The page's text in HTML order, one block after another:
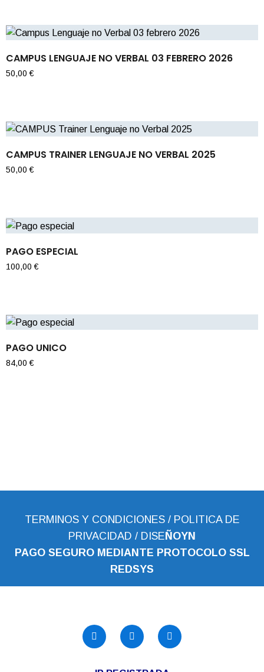
CAMPUS LENGUAJE NO VERBAL 03 FEBRERO 2026
50,00€
CAMPUS TRAINER LENGUAJE NO VERBAL 2025
50,00€
PAGO ESPECIAL
100,00€
PAGO UNICO
84,00€
TERMINOS Y CONDICIONES/ POLITICA DE
PRIVACIDAD / DISEÑOYN
PAGO SEGURO MEDIANTE PROTOCOLO SSL
REDSYS